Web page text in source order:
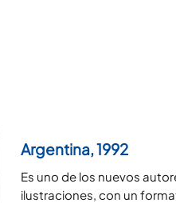
Argentina, 1992
Es uno de los nuevos
ilustraciones, con un